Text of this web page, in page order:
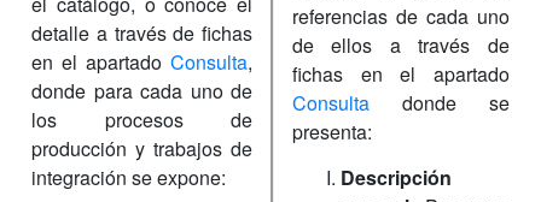
detalle a través de fichas
en el apartado Consulta,
donde para cada uno de
los procesos de
producción y trabajos de
integración se expone:
referencias de cada uno
de ellos a través de
fichas en el apartado
Consulta donde se
presenta:
Descripción